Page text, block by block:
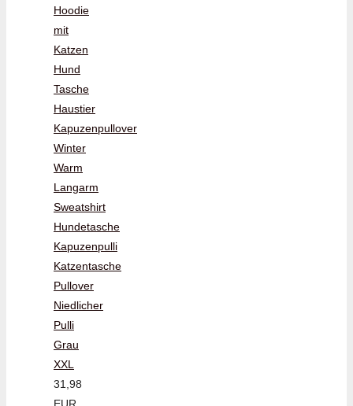
Hoodie
mit
Katzen
Hund
Tasche
Haustier
Kapuzenpullover
Winter
Warm
Langarm
Sweatshirt
Hundetasche
Kapuzenpulli
Katzentasche
Pullover
Niedlicher
Pulli
Grau
XXL
31,98